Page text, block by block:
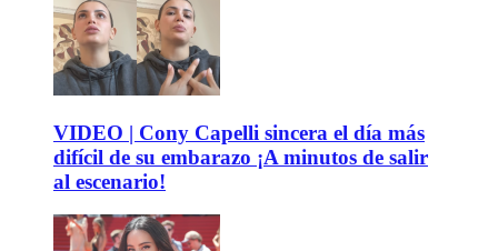
VIDEO | Cony Capelli sincera el día más
difícil de su embarazo ¡A minutos de salir
al escenario!